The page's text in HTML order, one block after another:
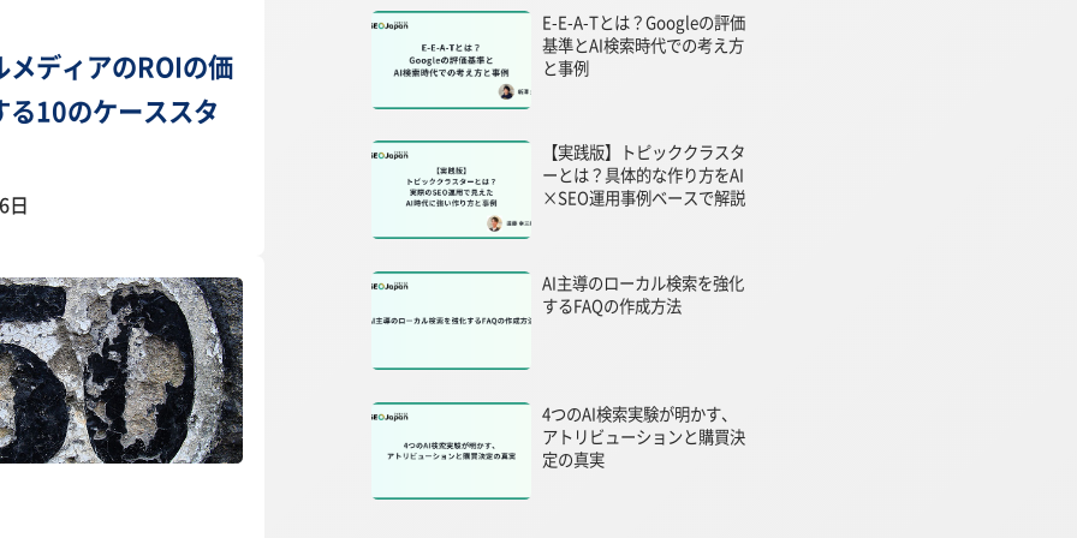
メディアのROIの価
る10のケーススタ
日
E-E-A-Tとは？Googleの評価
基準とAI検索時代での考え方
と事例
【実践版】トピッククラスタ
ーとは？具体的な作り方をAI
×SEO運用事例ベースで解説
AI主導のローカル検索を強化
するFAQの作成方法
4つのAI検索実験が明かす、
アトリビューションと購買決
定の真実